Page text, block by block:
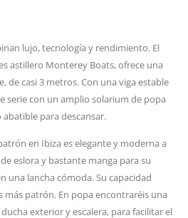
lujo, tecnología y rendimiento. El
astillero Monterey Boats, ofrece una
de casi 3 metros. Con una viga estable
serie con un amplio solarium de popa
para descansar.
en Ibiza es elegante y moderna a
eslora y bastante manga para su
una lancha cómoda. Su capacidad
más patrón. En popa encontraréis una
exterior y escalera, para facilitar el